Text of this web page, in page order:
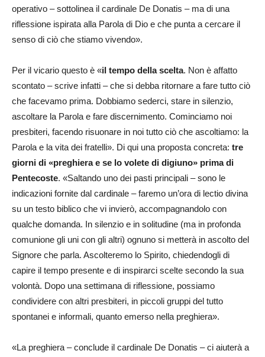
operativo – sottolinea il cardinale De Donatis – ma di una
riflessione ispirata alla Parola di Dio e che punta a cercare il
senso di ciò che stiamo vivendo».
Per il vicario questo è «il tempo della scelta. Non è affatto
scontato – scrive infatti – che si debba ritornare a fare tutto ciò
che facevamo prima. Dobbiamo sederci, stare in silenzio,
ascoltare la Parola e fare discernimento. Cominciamo noi
presbiteri, facendo risuonare in noi tutto ciò che ascoltiamo: la
Parola e la vita dei fratelli». Di qui una proposta concreta: tre
giorni di «preghiera e se lo volete di digiuno» prima di
Pentecoste. «Saltando uno dei pasti principali – sono le
indicazioni fornite dal cardinale – faremo un’ora di lectio divina
su un testo biblico che vi invierò, accompagnandolo con
qualche domanda. In silenzio e in solitudine (ma in profonda
comunione gli uni con gli altri) ognuno si metterà in ascolto del
Signore che parla. Ascolteremo lo Spirito, chiedendogli di
capire il tempo presente e di inspirarci scelte secondo la sua
volontà. Dopo una settimana di riflessione, possiamo
condividere con altri presbiteri, in piccoli gruppi del tutto
spontanei e informali, quanto emerso nella preghiera».
«La preghiera – conclude il cardinale De Donatis – ci aiuterà a